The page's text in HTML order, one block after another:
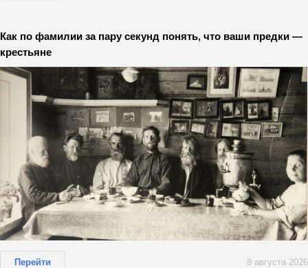
Как по фамилии за пару секунд понять, что ваши предки —
крестьяне
Перейти 8 августа 2026